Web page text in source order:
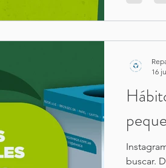
buscar.
16